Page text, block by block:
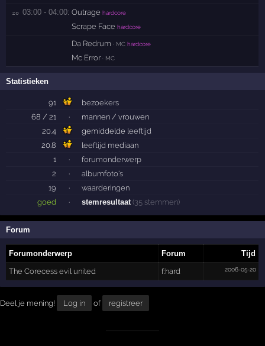
zo 03:00 - 04:00: Outrage hardcore
Scrape Face hardcore
Da Redrum · MC hardcore
Mc Error· MC
Statistieken
91
bezoekers
68 / 21
·
mannen / vrouwen
20.4
gemiddelde leeftijd
20.8
leeftijd mediaan
1
·
forumonderwerp
2
·
albumfoto's
19
·
waarderingen
goed
· stemresultaat (35 stemmen)
Forum
Forumonderwerp Forum
Tijd
The Corecess evil united
f:hard 2006-05-20
Deel je mening! Log in of registreer